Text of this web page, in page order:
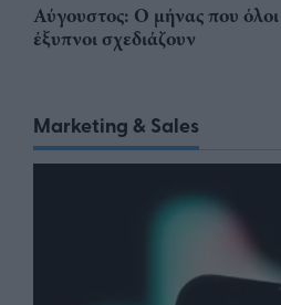
Αύγουστος: Ο μήνας που όλοι
έξυπνοι σχεδιάζουν
Marketing & Sales